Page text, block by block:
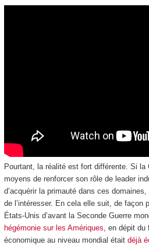
Pourtant, la réalité est fort différente. Si la
moyens de renforcer son rôle de leader
d’acquérir la primauté dans ces
de l’intéresser. En cela elle suit, de façon
États-Unis d’avant la Seconde Guerre
hégémonie sur les Amériques , en dépit
économique au niveau mondial était déjà